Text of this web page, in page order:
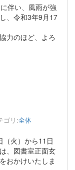
伴い、風雨が強
、令和3年9月17
力のほど、よろ
ゴリ:全体
（火）から11日
、図書室正面玄
おかけいたしま